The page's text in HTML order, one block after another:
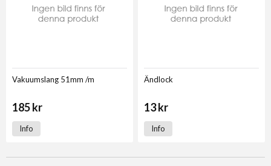
Vakuumslang 51mm /m
185 kr
Info
Ändlock
13 kr
Info